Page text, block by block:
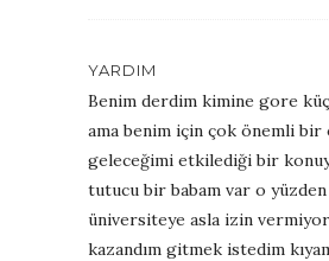
YARDIM
Benim derdim kimine gore
ama benim için çok önemli bir
geleceğimi etkilediği bir
tutucu bir babam var o yüzden
üniversiteye asla izin
kazandım gitmek istedim